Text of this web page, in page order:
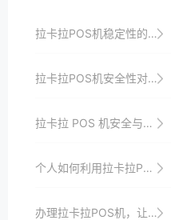
拉卡拉POS机稳定性的技术创新
拉卡拉POS机安全性对用户资金的保护机制
拉卡拉 POS 机安全与用户信任
个人如何利用拉卡拉POS机提升生活便利性
办理拉卡拉POS机，让您的支付变得更加便捷